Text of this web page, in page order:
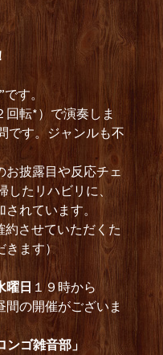
です。
回転*）で演奏しま
です。ジャンルも不
お披露目や反応チェ
したリハビリに、
れています。
約させていただくた
きます）
曜日 １９時から
の開催がございま
ゴ雑音部」